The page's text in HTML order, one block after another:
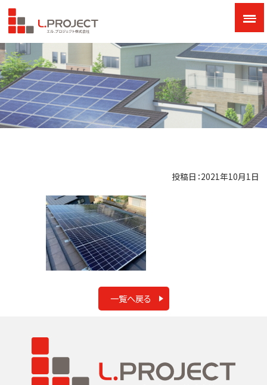
投稿日：2021年10月1日
一覧へ戻る